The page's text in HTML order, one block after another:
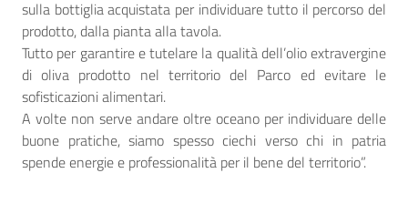
sulla bottiglia acquistata per individuare tutto il percorso del
prodotto, dalla pianta alla tavola.
Tutto per garantire e tutelare la qualità dell’olio extravergine
di oliva prodotto nel territorio del Parco ed evitare le
sofisticazioni alimentari.
A volte non serve andare oltre oceano per individuare delle
buone pratiche, siamo spesso ciechi verso chi in patria
spende energie e professionalità per il bene del territorio”.